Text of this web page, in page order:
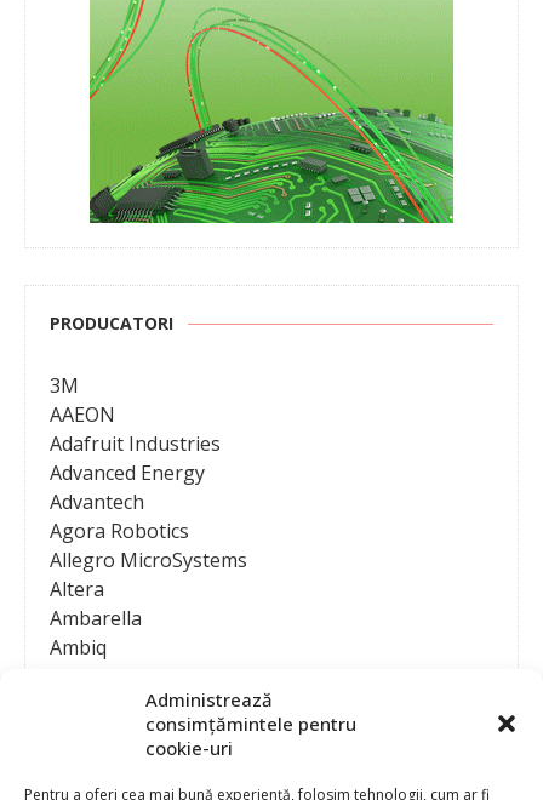
Administrează
consimțămintele pentru
cookie-uri
Pentru a oferi cea mai bună experiență, folosim tehnologii, cum ar fi
PRODUCATORI
3M
AAEON
Adafruit Industries
Advanced Energy
Advantech
Agora Robotics
Allegro MicroSystems
Altera
Ambarella
Ambiq
Analog Devices
Anritsu Corporation
Ansys